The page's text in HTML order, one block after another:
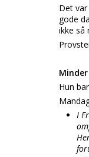
Det
gode
ikke så
Hun
I